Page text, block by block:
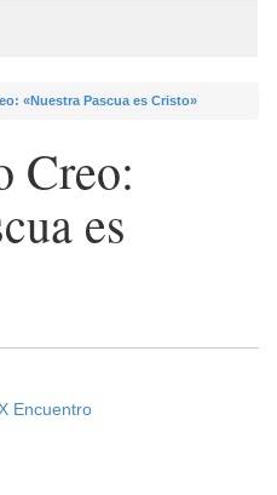
«Nuestra Pascua es Cristo»
Creo:
es
Encuentro